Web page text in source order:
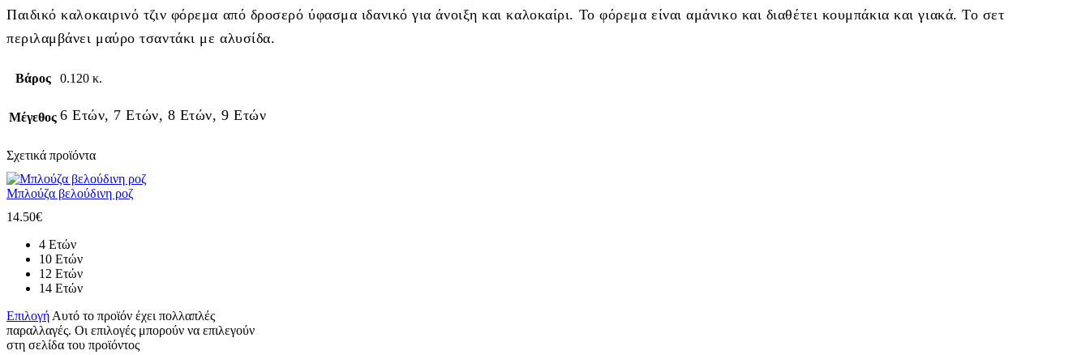
Παιδικό καλοκαιρινό τζιν φόρεμα από δροσερό ύφασμα ιδανικό για άνοιξη και καλοκαίρι. Το φόρεμα είναι αμάνικο και διαθέτει κουμπάκια και γιακά. Το σετ
περιλαμβάνει μαύρο τσαντάκι με αλυσίδα.
Βάρος 0.120 κ.
Μέγεθος 6 Ετών, 7 Ετών, 8 Ετών, 9 Ετών
Σχετικά προϊόντα
Μπλούζα βελούδινη ροζ
14.50€
4 Ετών
10 Ετών
12 Ετών
14 Ετών
Επιλογή Αυτό το προϊόν έχει πολλαπλές
παραλλαγές. Οι επιλογές μπορούν να επιλεγούν
στη σελίδα του προϊόντος